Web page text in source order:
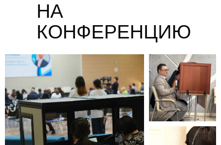
НА
КОНФЕРЕНЦИЮ